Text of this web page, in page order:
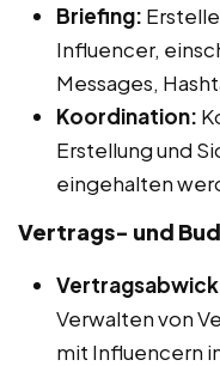
Briefing:
Influencer,
Messages,
Koordination:
Erstellung und
eingehalten
Vertrags- und
Verwalten von
mit Influencern